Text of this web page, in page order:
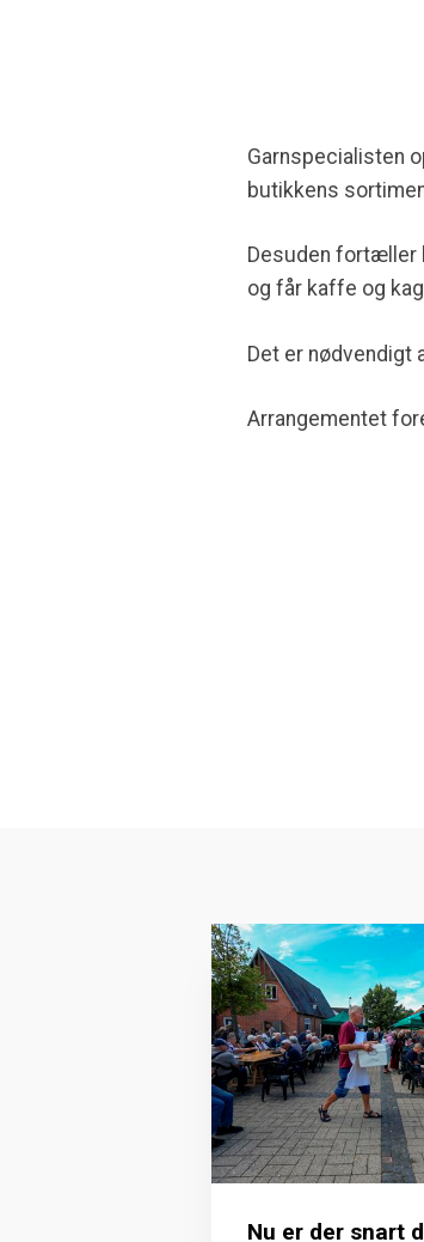
Garnspecialisten
butikkens
Desuden fortæller
og får kaffe og
Det er nødvendigt
Arrangementet
Nu er der snart